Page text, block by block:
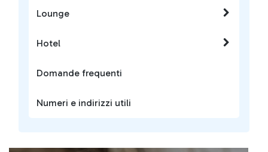
Lounge
Hotel
Domande frequenti
Numeri e indirizzi utili